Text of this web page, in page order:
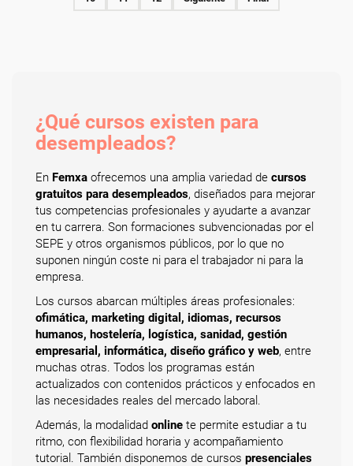
¿Qué cursos existen para
desempleados?
En Femxa ofrecemos una amplia variedad de cursos
gratuitos para desempleados, diseñados para mejorar
tus competencias profesionales y ayudarte a avanzar
en tu carrera. Son formaciones subvencionadas por el
SEPE y otros organismos públicos, por lo que no
suponen ningún coste ni para el trabajador ni para la
empresa.
Los cursos abarcan múltiples áreas profesionales:
ofimática, marketing digital, idiomas, recursos
humanos, hostelería, logística, sanidad, gestión
empresarial, informática, diseño gráfico y web, entre
muchas otras. Todos los programas están
actualizados con contenidos prácticos y enfocados en
las necesidades reales del mercado laboral.
Además, la modalidad online te permite estudiar a tu
ritmo, con flexibilidad horaria y acompañamiento
tutorial. También disponemos de cursos presenciales